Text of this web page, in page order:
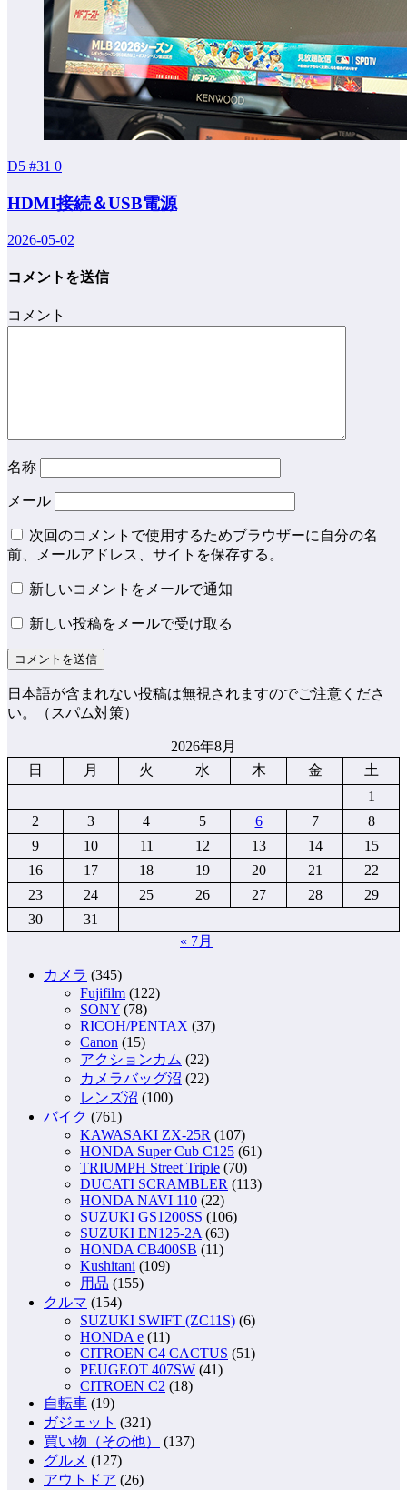
D5 #31 0
HDMI接続＆USB電源
2026-05-02
コメントを送信
コメント
名称
メール
次回のコメントで使用するためブラウザーに自分の名
前、メールアドレス、サイトを保存する。
新しいコメントをメールで通知
新しい投稿をメールで受け取る
日本語が含まれない投稿は無視されますのでご注意くださ
い。（スパム対策）
2026年8月
日
月 火 水 木 金
土
1
2
3 4 5 6 7
8
9
10 11 12 13 14
15
16
17 18 19 20 21
22
23
24 25 26 27 28
29
30
31
« 7月
カメラ (345)
Fujifilm (122)
SONY (78)
RICOH/PENTAX (37)
Canon (15)
アクションカム (22)
カメラバッグ沼 (22)
レンズ沼 (100)
バイク (761)
KAWASAKI ZX-25R (107)
HONDA Super Cub C125 (61)
TRIUMPH Street Triple (70)
DUCATI SCRAMBLER (113)
HONDA NAVI 110 (22)
SUZUKI GS1200SS (106)
SUZUKI EN125-2A (63)
HONDA CB400SB (11)
Kushitani (109)
用品 (155)
クルマ (154)
SUZUKI SWIFT (ZC11S) (6)
HONDA e (11)
CITROEN C4 CACTUS (51)
PEUGEOT 407SW (41)
CITROEN C2 (18)
自転車 (19)
ガジェット (321)
買い物（その他）
(137)
グルメ (127)
アウトドア (26)